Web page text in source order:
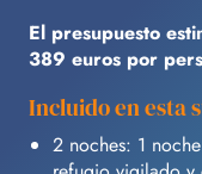
El presupuesto
389 euros por
Incluido en esta
2 noches: 1